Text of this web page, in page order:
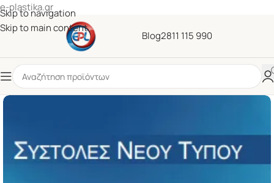
e-plastika.gr
Skip to navigation
Skip to main content
Blog2811 115 990